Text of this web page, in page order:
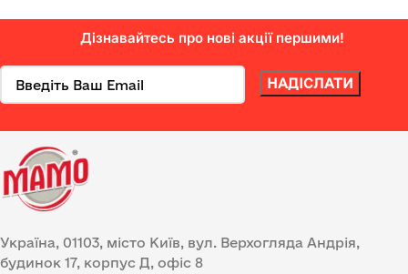
Дізнавайтесь про нові акції першими!
Україна, 01103, місто Київ, вул. Верхогляда Андрія,
будинок 17, корпус Д, офіс 8